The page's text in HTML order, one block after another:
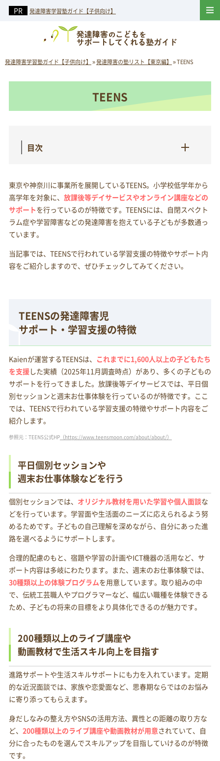
発達障害学習塾ガイド【子供向け】
発達障害学習塾ガイド【子供向け】 »発達障害の塾リスト【東京編】 »TEENS
TEENS
目次
東京や神奈川に事業所を展開しているTEENS。小学校低学年から
高学年を対象に、 放課後等デイサービスやオンライン講座などの
サポートを行っているのが特徴です。TEENSには、自閉スペクト
ラム症や学習障害などの発達障害を抱えている子どもが多数通っ
ています。
当記事では、TEENSで行われている学習支援の特徴やサポート内
容をご紹介しますので、ぜひチェックしてみてください。
TEENSの発達障害児
サポート・学習支援の特徴
Kaienが運営するTEENSは、 これまでに1,600人以上の子どもたち
を支援した実績（2025年11月調査時点）があり、多くの子どもの
サポートを行ってきました。放課後等デイサービスでは、平日個
別セッションと週末お仕事体験を行っているのが特徴です。ここ
では、TEENSで行われている学習支援の特徴やサポート内容をご
紹介します。
参照元：TEENS公式HP（https://www.teensmoon.com/about/about/）
平日個別セッションや
週末お仕事体験などを行う
個別セッションでは、 オリジナル教材を用いた学習や個人面談な
どを行っています。学習面や生活面のニーズに応えられるよう努
めるためです。子どもの自己理解を深めながら、自分にあった進
路を選べるようにサポートします。
合理的配慮のもと、宿題や学習の計画やICT機器の活用など、サ
ポート内容は多岐にわたります。また、週末のお仕事体験では、
30種類以上の体験プログラムを用意しています。取り組みの中
で、伝統工芸職人やプログラマーなど、幅広い職種を体験できる
ため、子どもの将来の目標をより具体化できるのが魅力です。
200種類以上のライブ講座や
動画教材で生活スキル向上を目指す
進路サポートや生活スキルサポートにも力を入れています。定期
的な近況面談では、家族や恋愛面など、思春期ならではのお悩み
に寄り添ってもらえます。
身だしなみの整え方やSNSの活用方法、異性との距離の取り方な
ど、 200種類以上のライブ講座や動画教材が用意されていて、自
分に合ったものを選んでスキルアップを目指していけるのが特徴
です。